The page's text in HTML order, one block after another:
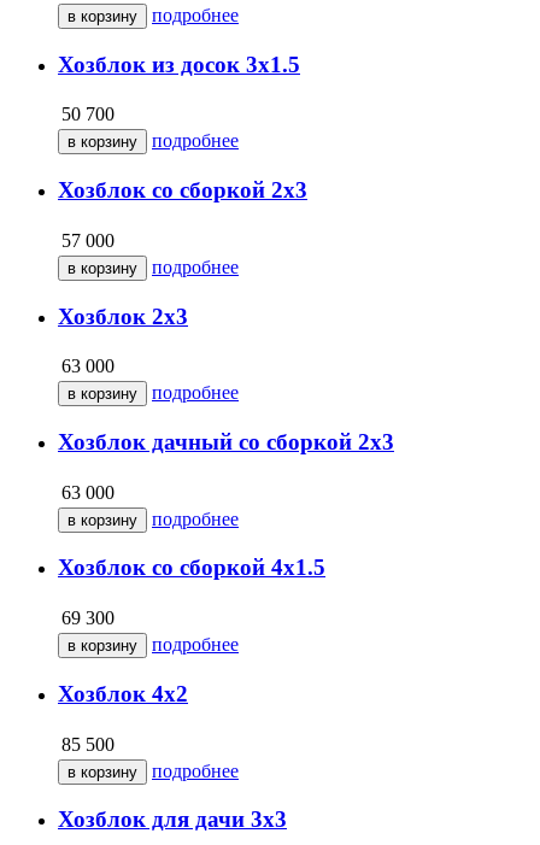
подробнее
Хозблок из досок 3х1.5
50 700
подробнее
Хозблок со сборкой 2х3
57 000
подробнее
Хозблок 2х3
63 000
подробнее
Хозблок дачный со сборкой 2х3
63 000
подробнее
Хозблок со сборкой 4х1.5
69 300
подробнее
Хозблок 4х2
85 500
подробнее
Хозблок для дачи 3х3